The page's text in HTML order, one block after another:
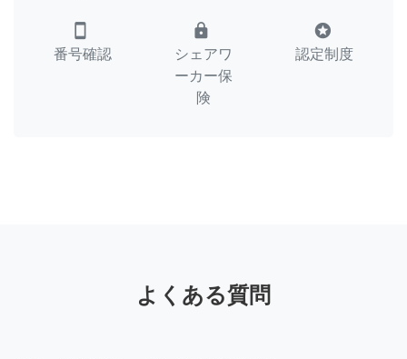
smartphone
番号確認
lock
シェアワ
ーカー保
険
stars
認定制度
よくある質問